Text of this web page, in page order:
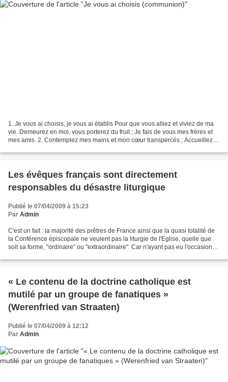
1. Je vous ai choisis, je vous ai établis Pour que vous alliez et viviez de ma
vie. Demeurez en moi, vous porterez du fruit ; Je fais de vous mes frères et
mes amis. 2. Contemplez mes mains et mon cœur transpercés ; Accueillez la
Les évêques français sont directement
responsables du désastre liturgique
Publié le 07/04/2009 à 15:23
Par Admin
C'est un fait : la majorité des prêtres de France ainsi que la quasi totalité de
la Conférence épiscopale ne veulent pas la liturgie de l'Eglise, quelle que
soit sa forme, "ordinaire" ou "extraordinaire". Car n'ayant pas eu l'occasion
« Le contenu de la doctrine catholique est
mutilé par un groupe de fanatiques »
(Werenfried van Straaten)
Publié le 07/04/2009 à 12:12
Par Admin